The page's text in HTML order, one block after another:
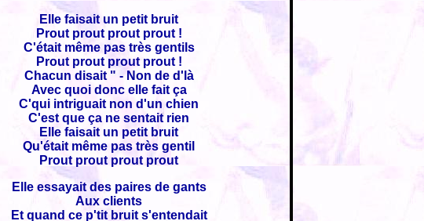
Elle faisait un petit bruit
Prout prout prout prout !
C'était même pas très gentils
Prout prout prout prout !
Chacun disait " - Non de d'là
Avec quoi donc elle fait ça
C'qui intriguait non d'un chien
C'est que ça ne sentait rien
Elle faisait un petit bruit
Qu'était même pas très gentil
Prout prout prout prout
Elle essayait des paires de gants
Aux clients
Et quand ce p'tit bruit s'entendait